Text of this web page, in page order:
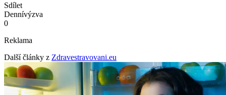
Sdílet
Dennívýzva
0
Reklama
Další články z Zdravestravovani.eu